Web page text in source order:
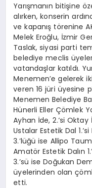
Yarışmanın bitişine
alırken, konserin
ve kapanış törenine
Melek Eroğlu, İzmir
Taslak, siyasi parti
belediye meclis
vatandaşlar katıldı.
Menemen’e gelerek
veren 16 jüri üyesine
Menemen Belediye
Hünerli Eller Çömlek
Ayhan İde, 2.’si Oktay
Ustalar Estetik Dal 1.’si
3.’lüğü ise Allipo
Amatör Estetik Dalın
3.’sü ise Doğukan
üyelerinden olan
etti.